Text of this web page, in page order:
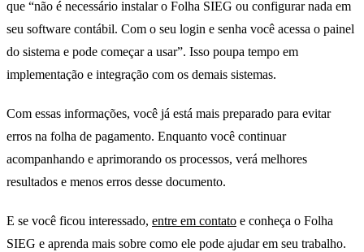
que “não é necessário instalar o Folha SIEG ou configurar nada em
seu software contábil. Com o seu login e senha você acessa o painel
do sistema e pode começar a usar”. Isso poupa tempo em
implementação e integração com os demais sistemas.
Com essas informações, você já está mais preparado para evitar
erros na folha de pagamento. Enquanto você continuar
acompanhando e aprimorando os processos, verá melhores
resultados e menos erros desse documento.
E se você ficou interessado, entre em contato e conheça o Folha
SIEG e aprenda mais sobre como ele pode ajudar em seu trabalho.